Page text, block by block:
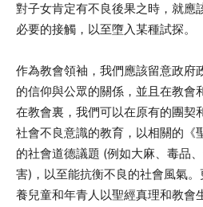
對子女肯定有不良後果之時，就應
必要的接觸，以至墮入某種試探。
作為教會領袖，我們應該留意政府
的信仰與公眾的關係，並且在教會
在教會裏，我們可以在原有的團契
社會不良意識的教育，以相關的《
的社會道德議題 (例如大麻、毒品
害)，以至能抗衡不良的社會風氣
養兒童和年青人以聖經真理和教會